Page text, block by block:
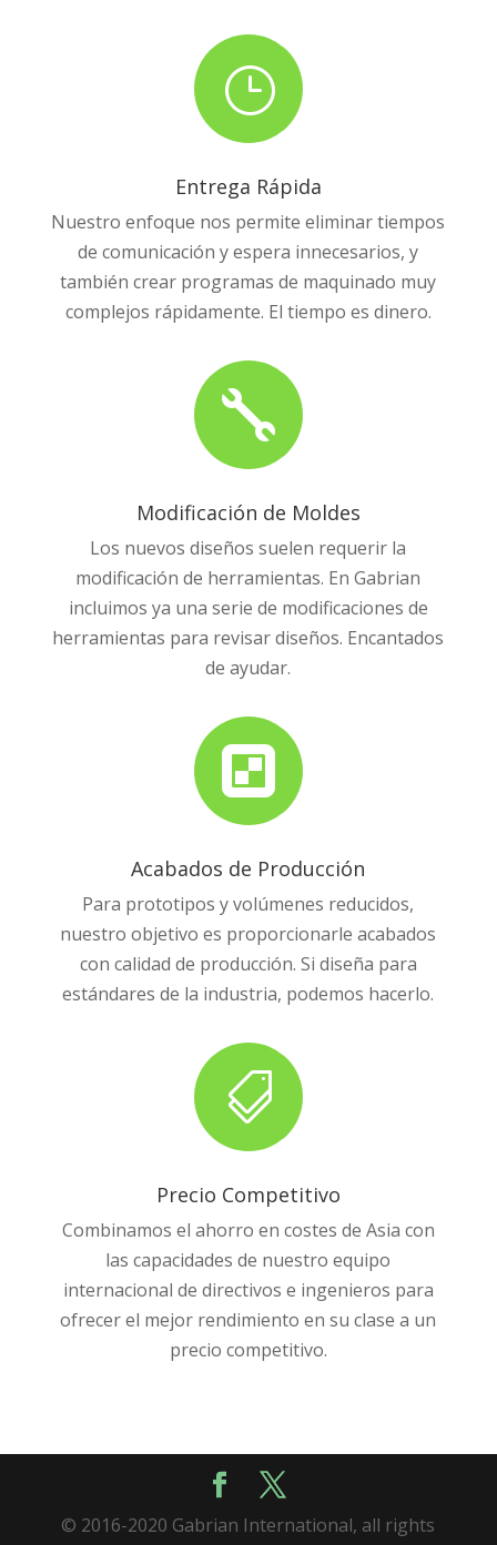
}
Entrega Rápida
Nuestro enfoque nos permite eliminar tiempos
de comunicación y espera innecesarios, y
también crear programas de maquinado muy
complejos rápidamente. El tiempo es dinero.

Modificación de Moldes
Los nuevos diseños suelen requerir la
modificación de herramientas. En Gabrian
incluimos ya una serie de modificaciones de
herramientas para revisar diseños. Encantados
de ayudar.

Acabados de Producción
Para prototipos y volúmenes reducidos,
nuestro objetivo es proporcionarle acabados
con calidad de producción. Si diseña para
estándares de la industria, podemos hacerlo.

Precio Competitivo
Combinamos el ahorro en costes de Asia con
las capacidades de nuestro equipo
internacional de directivos e ingenieros para
ofrecer el mejor rendimiento en su clase a un
precio competitivo.
© 2016-2020 Gabrian International, all rights